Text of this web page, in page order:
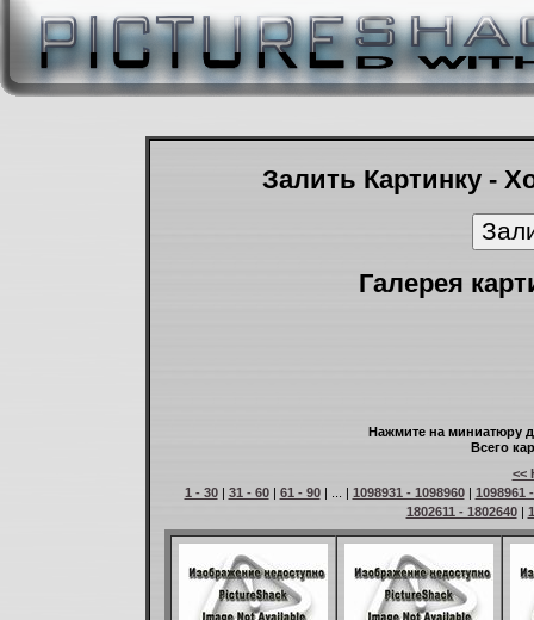
Залить Картинку -
Галерея
Нажмите на миниатюру
Всего
<<
1 - 30| 31 - 60| 61 - 90| ... | 1098931 - 1098960| 1098961
1802611 - 1802640|